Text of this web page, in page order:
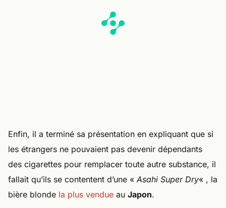
Enfin, il a terminé sa présentation en expliquant que si
les étrangers ne pouvaient pas devenir dépendants
des cigarettes pour remplacer toute autre substance, il
fallait qu’ils se contentent d’une « Asahi Super Dry« , la
bière blonde la plus vendue au Japon.